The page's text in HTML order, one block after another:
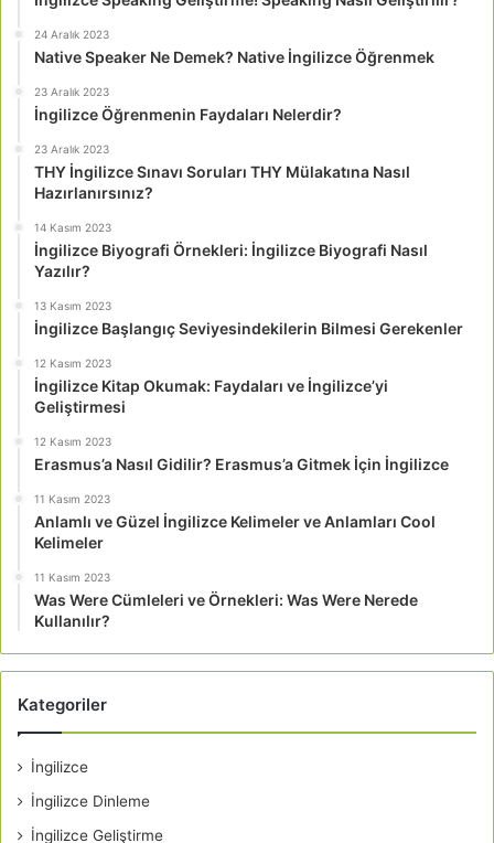
24 Aralık 2023
Native Speaker Ne Demek? Native İngilizce Öğrenmek
23 Aralık 2023
İngilizce Öğrenmenin Faydaları Nelerdir?
23 Aralık 2023
THY İngilizce Sınavı Soruları THY Mülakatına Nasıl
Hazırlanırsınız?
14 Kasım 2023
İngilizce Biyografi Örnekleri: İngilizce Biyografi Nasıl
Yazılır?
13 Kasım 2023
İngilizce Başlangıç Seviyesindekilerin Bilmesi Gerekenler
12 Kasım 2023
İngilizce Kitap Okumak: Faydaları ve İngilizce’yi
Geliştirmesi
12 Kasım 2023
Erasmus’a Nasıl Gidilir? Erasmus’a Gitmek İçin İngilizce
11 Kasım 2023
Anlamlı ve Güzel İngilizce Kelimeler ve Anlamları Cool
Kelimeler
11 Kasım 2023
Was Were Cümleleri ve Örnekleri: Was Were Nerede
Kullanılır?
Kategoriler
İngilizce
İngilizce Dinleme
İngilizce Geliştirme